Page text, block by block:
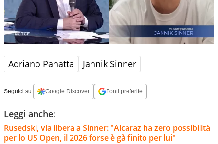
Adriano Panatta Jannik Sinner
Seguici su: Google Discover Fonti preferite
Leggi anche:
Rusedski, via libera a Sinner: "Alcaraz ha zero possibilità
per lo US Open, il 2026 forse è gà finito per lui"